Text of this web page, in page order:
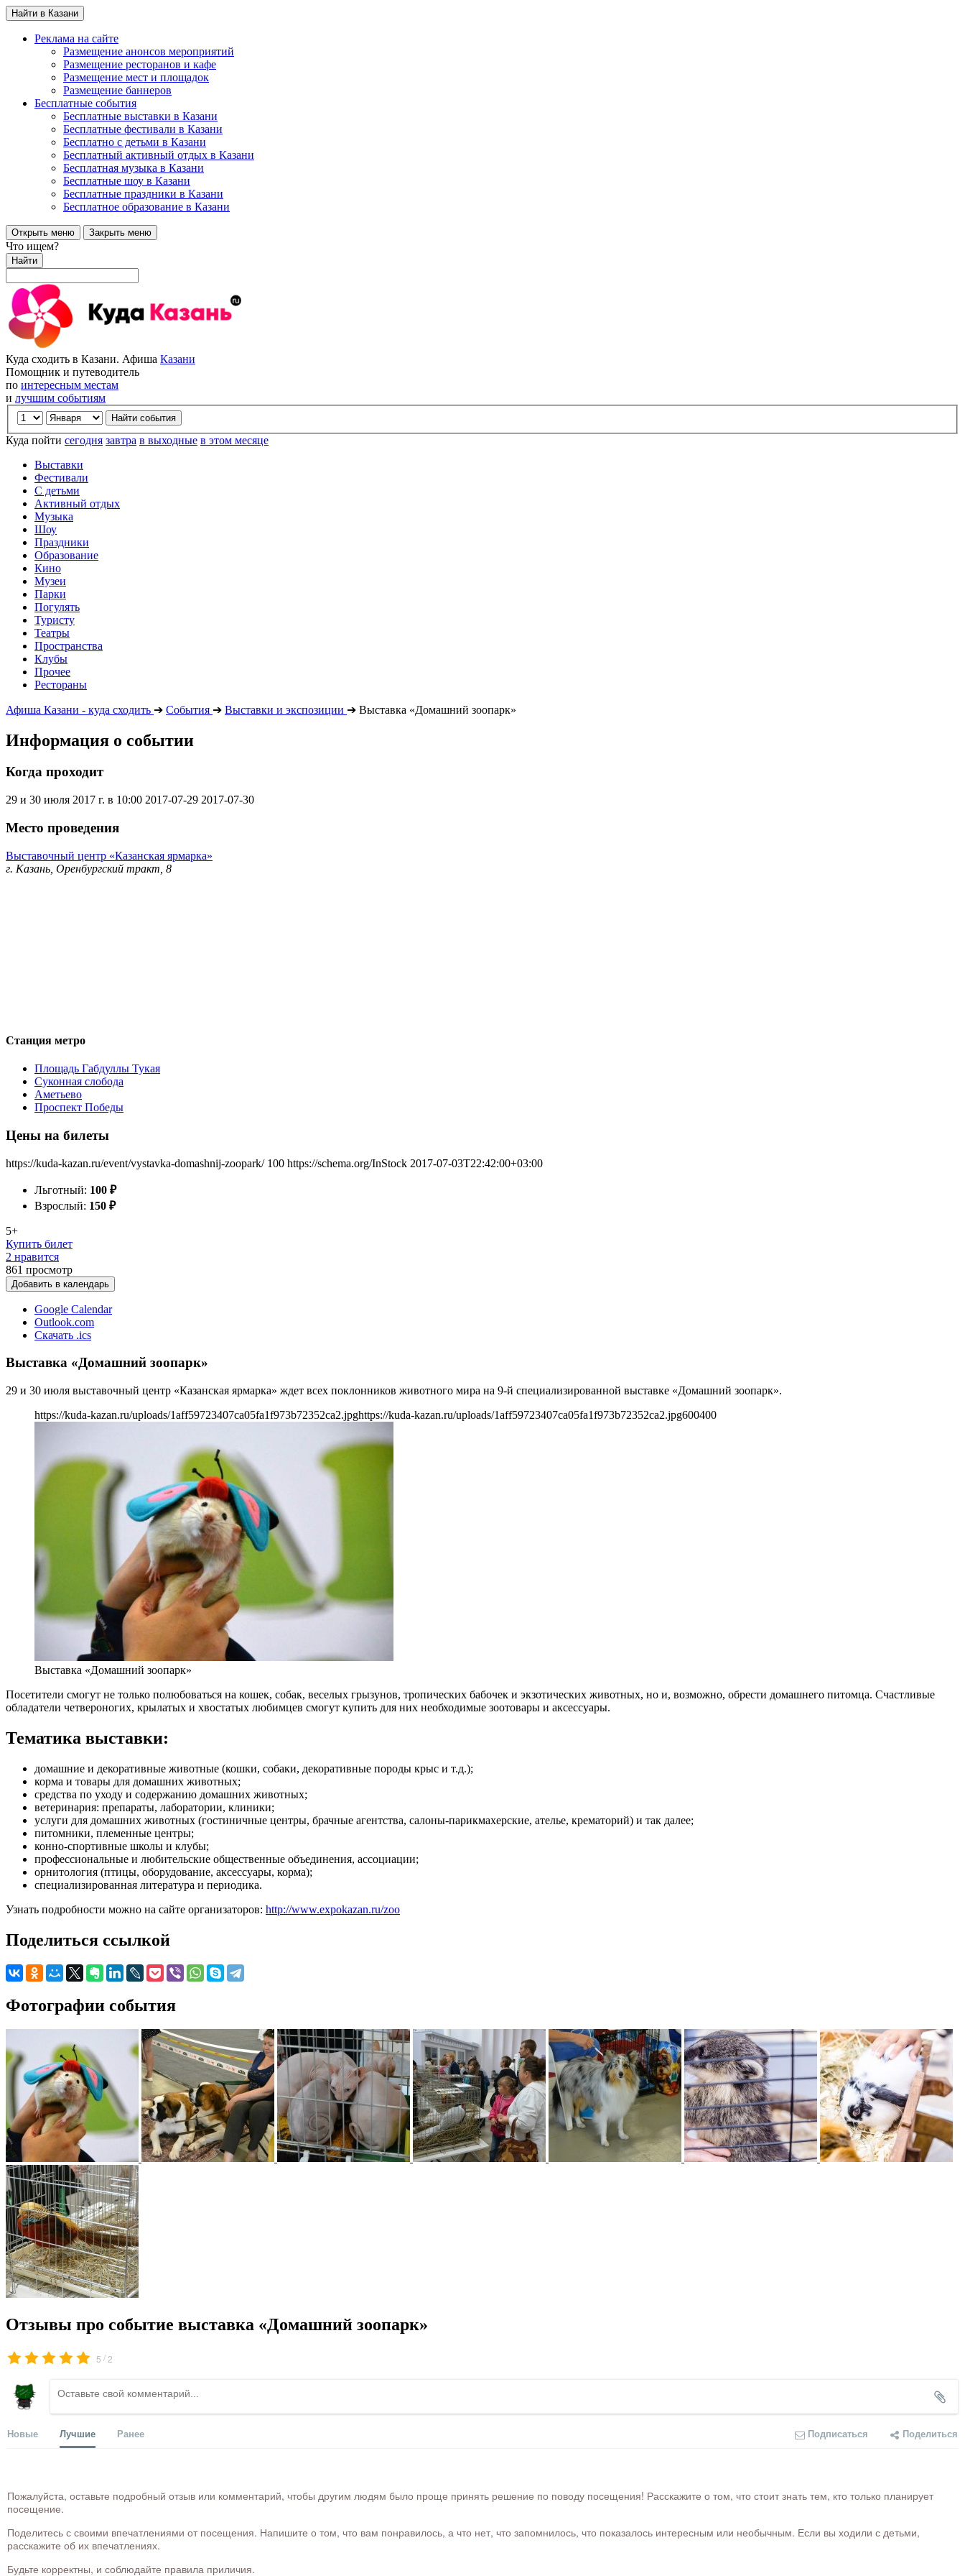
Найти в Казани
Реклама на сайте
Размещение анонсов мероприятий
Размещение ресторанов и кафе
Размещение мест и площадок
Размещение баннеров
Бесплатные события
Бесплатные выставки в Казани
Бесплатные фестивали в Казани
Бесплатно с детьми в Казани
Бесплатный активный отдых в Казани
Бесплатная музыка в Казани
Бесплатные шоу в Казани
Бесплатные праздники в Казани
Бесплатное образование в Казани
Открыть меню Закрыть меню
Что ищем?
Найти
Куда сходить в Казани. Афиша Казани
Помощник и путеводитель
по интересным местам
и лучшим событиям
Куда пойти сегодня завтра в выходные в этом месяце
Выставки
Фестивали
С детьми
Активный отдых
Музыка
Шоу
Праздники
Образование
Кино
Музеи
Парки
Погулять
Туристу
Театры
Пространства
Клубы
Прочее
Рестораны
Афиша Казани - куда сходить ➔ События ➔ Выставки и экспозиции ➔ Выставка «Домашний зоопарк»
Информация о событии
Когда проходит
29 и 30 июля 2017 г. в 10:00 2017-07-29 2017-07-30
Место проведения
Выставочный центр «Казанская ярмарка»
г. Казань, Оренбургский тракт, 8
Станция метро
Площадь Габдуллы Тукая
Суконная слобода
Аметьево
Проспект Победы
Цены на билеты
https://kuda-kazan.ru/event/vystavka-domashnij-zoopark/ 100 https://schema.org/InStock 2017-07-03T22:42:00+03:00
Льготный: 100 ₽
Взрослый: 150 ₽
5+
Купить билет
2 нравится
861 просмотр
Добавить в календарь
Google Calendar
Outlook.com
Скачать .ics
Выставка «Домашний зоопарк»
29 и 30 июля выставочный центр «Казанская ярмарка» ждет всех поклонников животного мира на 9-й специализированной выставке «Домашний зоопарк».
https://kuda-kazan.ru/uploads/1aff59723407ca05fa1f973b72352ca2.jpghttps://kuda-kazan.ru/uploads/1aff59723407ca05fa1f973b72352ca2.jpg600400
Выставка «Домашний зоопарк»
Посетители смогут не только полюбоваться на кошек, собак, веселых грызунов, тропических бабочек и экзотических животных, но и, возможно, обрести домашнего питомца. Счастливые
обладатели четвероногих, крылатых и хвостатых любимцев смогут купить для них необходимые зоотовары и аксессуары.
Тематика выставки:
домашние и декоративные животные (кошки, собаки, декоративные породы крыс и т.д.);
корма и товары для домашних животных;
средства по уходу и содержанию домашних животных;
ветеринария: препараты, лаборатории, клиники;
услуги для домашних животных (гостиничные центры, брачные агентства, салоны-парикмахерские, ателье, крематорий) и так далее;
питомники, племенные центры;
конно-спортивные школы и клубы;
профессиональные и любительские общественные объединения, ассоциации;
орнитология (птицы, оборудование, аксессуары, корма);
специализированная литература и периодика.
Узнать подробности можно на сайте организаторов: http://www.expokazan.ru/zoo
Поделиться ссылкой
Фотографии события
Отзывы про событие выставка «Домашний зоопарк»
5 /2
Новые Лучшие Ранее Подписаться Поделиться
Пожалуйста, оставьте подробный отзыв или комментарий, чтобы другим людям было проще принять решение по поводу посещения! Расскажите о том, что стоит знать тем, кто только планирует
посещение.
Поделитесь с своими впечатлениями от посещения. Напишите о том, что вам понравилось, а что нет, что запомнилось, что показалось интересным или необычным. Если вы ходили с детьми,
расскажите об их впечатлениях.
Будьте корректны, и соблюдайте правила приличия.